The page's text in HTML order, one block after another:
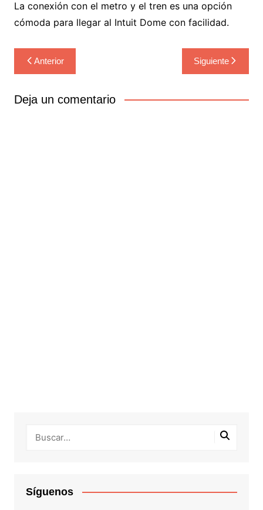
La conexión con el metro y el tren es una opción
cómoda para llegar al Intuit Dome con facilidad.
Navegación
de
entradas
Anterior Siguiente
Deja un comentario
Síguenos